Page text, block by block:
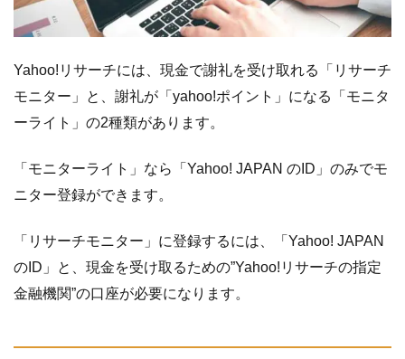
ター
ニタ
ー・
ライ
Yahoo!リサーチには、現金で謝礼を受け取れる「リサーチ
モニター」と、謝礼が「yahoo!ポイント」になる「モニタ
ーライト」の2種類があります。
「モニターライト」なら「Yahoo! JAPAN のID」のみでモ
ニター登録ができます。
「リサーチモニター」に登録するには、「Yahoo! JAPAN
のID」と、現金を受け取るための”Yahoo!リサーチの指定
金融機関”の口座が必要になります。